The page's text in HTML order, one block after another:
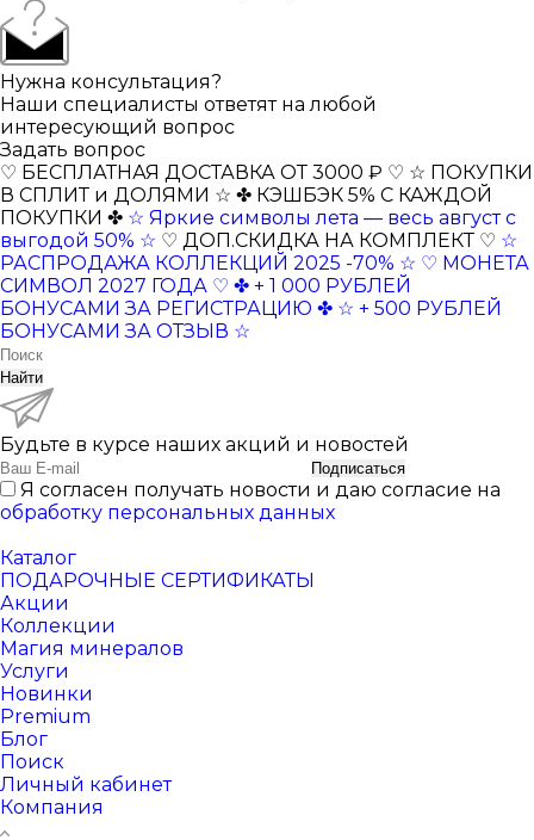
Нужна консультация?
Наши специалисты ответят на любой
интересующий вопрос
Задать вопрос
♡ БЕСПЛАТНАЯ ДОСТАВКА ОТ 3000 ₽ ♡ ☆ ПОКУПКИ
В СПЛИТ и ДОЛЯМИ ☆ ✤ КЭШБЭК 5% С КАЖДОЙ
ПОКУПКИ ✤ ☆ Яркие символы лета — весь август с
выгодой 50% ☆ ♡ ДОП.СКИДКА НА КОМПЛЕКТ ♡ ☆
РАСПРОДАЖА КОЛЛЕКЦИЙ 2025 -70% ☆ ♡ МОНЕТА
СИМВОЛ 2027 ГОДА ♡ ✤ + 1 000 РУБЛЕЙ
БОНУСАМИ ЗА РЕГИСТРАЦИЮ ✤ ☆ + 500 РУБЛЕЙ
БОНУСАМИ ЗА ОТЗЫВ ☆
Найти
Будьте в курсе наших акций и новостей
Подписаться
Я согласен получать новости и даю согласие на
обработку персональных данных
Каталог
ПОДАРОЧНЫЕ СЕРТИФИКАТЫ
Акции
Коллекции
Магия минералов
Услуги
Новинки
Premium
Блог
Поиск
Личный кабинет
Компания